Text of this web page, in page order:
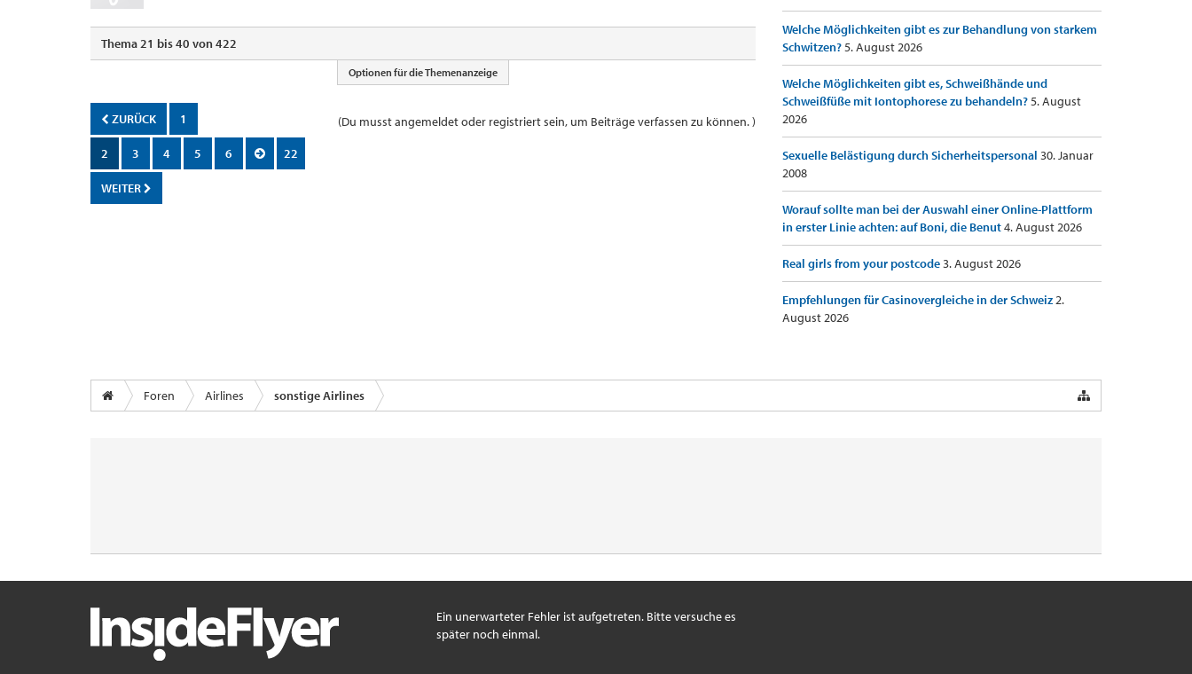
Thema 21 bis 40 von 422
Optionen für die Themenanzeige
(Du musst angemeldet oder registriert sein, um Beiträge verfassen zu können. )
ZURÜCK 1
2 3 4 5 6 22
WEITER
Welche Möglichkeiten gibt es zur Behandlung von starkem
Schwitzen?5. August 2026
Welche Möglichkeiten gibt es, Schweißhände und
Schweißfüße mit Iontophorese zu behandeln?5. August
2026
Sexuelle Belästigung durch Sicherheitspersonal 30. Januar
2008
Worauf sollte man bei der Auswahl einer Online-Plattform
in erster Linie achten: auf Boni, die Benut4. August 2026
Real girls from your postcode3. August 2026
Empfehlungen für Casinovergleiche in der Schweiz2.
August 2026
Foren Airlines sonstige Airlines
Ein unerwarteter Fehler ist aufgetreten. Bitte versuche es
später noch einmal.